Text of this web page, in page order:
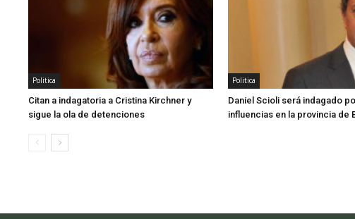
Politica
Citan a indagatoria a Cristina Kirchner y
sigue la ola de detenciones
Politica
Daniel Scioli será indagado
influencias en la provincia de